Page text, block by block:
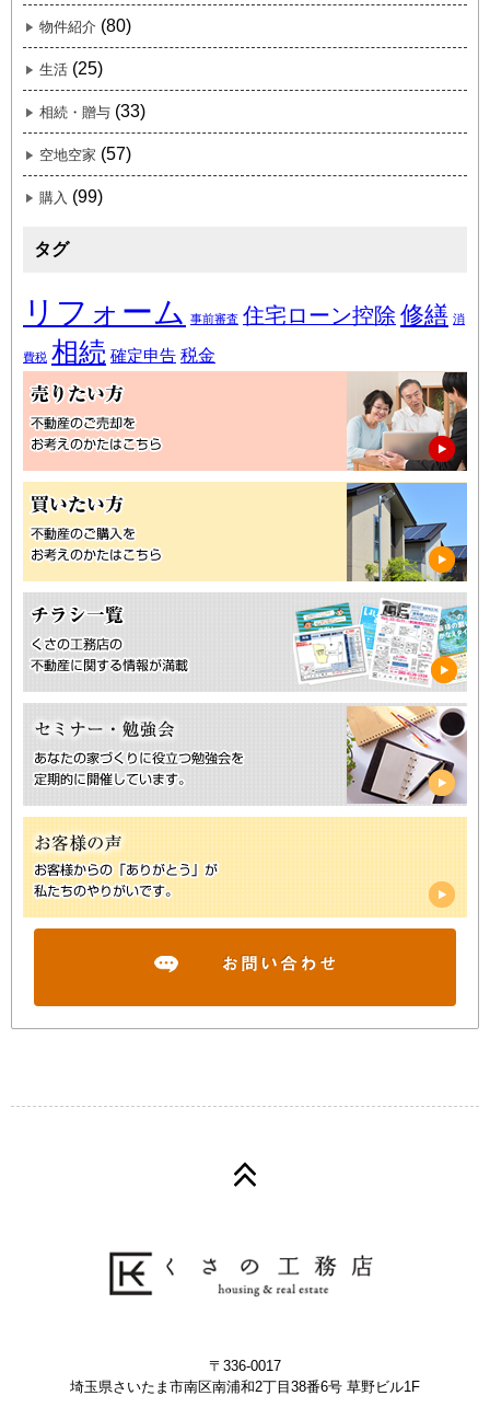
物件紹介 (80)
生活 (25)
相続・贈与 (33)
空地空家 (57)
購入 (99)
タグ
リフォーム 事前審査 住宅ローン控除 修繕 消
費税 相続 確定申告 税金
〒336-0017
埼玉県さいたま市南区南浦和2丁目38番6号 草野ビル1F